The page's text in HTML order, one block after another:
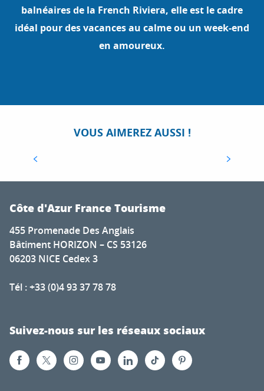
balnéaires de la French Riviera, elle est le cadre
idéal pour des vacances au calme ou un week-end
en amoureux.
VOUS AIMEREZ AUSSI !
bleue aux eaux translucides se reflète dans les
Côte d'Azur France Tourisme
455 Promenade Des Anglais
Bâtiment HORIZON – CS 53126
06203 NICE Cedex 3
Tél : +33 (0)4 93 37 78 78
Suivez-nous sur les réseaux sociaux